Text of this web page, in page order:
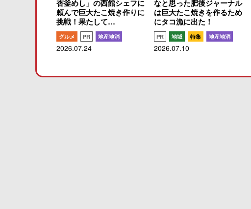
杏釜めし」の西館シェフに
頼んで巨大たこ焼き作りに
挑戦！果たして…
グルメ PR 地産地消
2026.07.24
なと思った肥後ジャーナル
は巨大たこ焼きを作るため
にタコ漁に出た！
PR 地域 特集 地産地消
2026.07.10